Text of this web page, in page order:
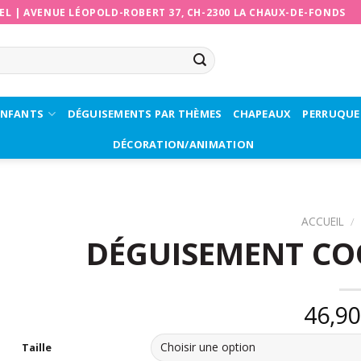
|AVENUE LÉOPOLD-ROBERT 37, CH-2300 LA CHAUX-DE-FONDS
DÉGUISEMENTS PAR THÈMES CHAPEAUX
DÉCORATION/ANIMATION
ACCUEIL /
DÉGUISEMENT
Taille